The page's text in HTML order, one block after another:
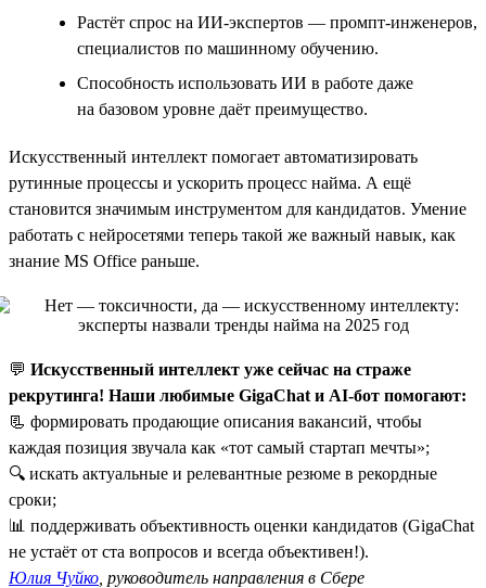
Растёт спрос на ИИ-экспертов — промпт-инженеров,
специалистов по машинному обучению.
Способность использовать ИИ в работе даже
на базовом уровне даёт преимущество.
Искусственный интеллект помогает автоматизировать
рутинные процессы и ускорить процесс найма. А ещё
становится значимым инструментом для кандидатов. Умение
работать с нейросетями теперь такой же важный навык, как
знание MS Office раньше.
💬 Искусственный интеллект уже сейчас на страже
рекрутинга! Наши любимые GigaChat и AI-бот помогают:
📃 формировать продающие описания вакансий, чтобы
каждая позиция звучала как «тот самый стартап мечты»;
🔍 искать актуальные и релевантные резюме в рекордные
сроки;
📊 поддерживать объективность оценки кандидатов (GigaChat
не устаёт от ста вопросов и всегда объективен!).
Юлия Чуйко , руководитель направления в Сбере